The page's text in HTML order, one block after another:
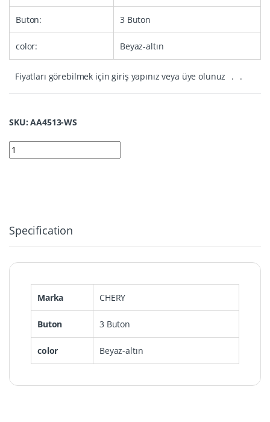
Buton: 3 Buton
color: Beyaz-altın
Fiyatları görebilmek için giriş yapınız veya üye olunuz . .
SKU: AA4513-WS
4513-WS | Chery Tiggo 7 Plus Kumanda Nano Silikon Kılıfı 3
Specification
Marka CHERY
Buton 3 Buton
color Beyaz-altın